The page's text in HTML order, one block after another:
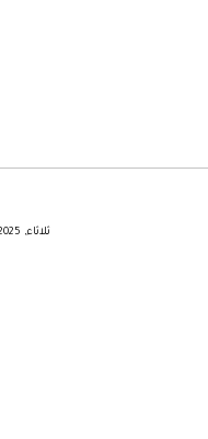
ثلاثاء, 11/03/2025 - 20:51